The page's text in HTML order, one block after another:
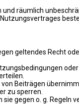
räumlich
geltendes Recht
Beiträgen
zu sperren.
gegen o. g.